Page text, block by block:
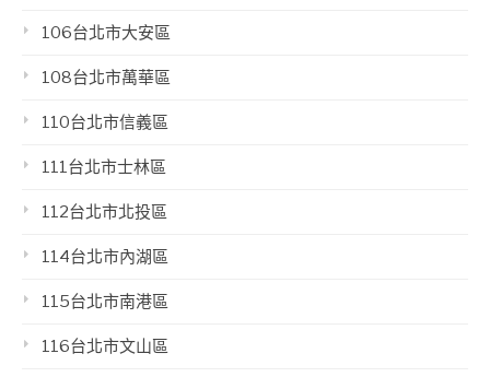
106台北市大安區
108台北市萬華區
110台北市信義區
111台北市士林區
112台北市北投區
114台北市內湖區
115台北市南港區
116台北市文山區